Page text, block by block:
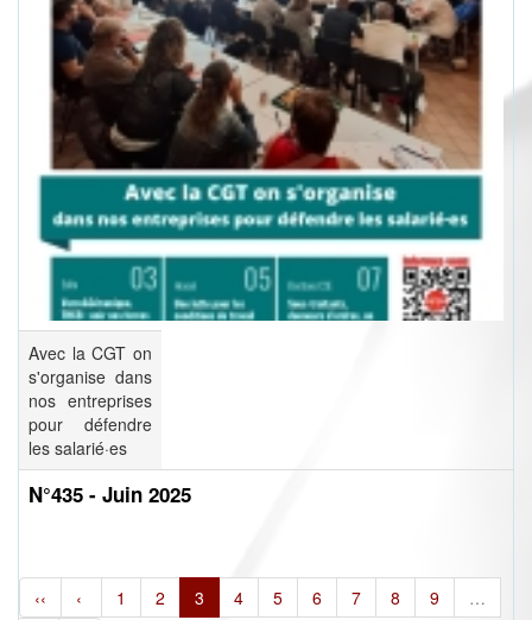
Avec la CGT on
s'organise dans
nos entreprises
pour défendre
les salarié·es
N°435 - Juin 2025
‹‹ ‹ 1 2 3 4 5 6 7 8 9 …